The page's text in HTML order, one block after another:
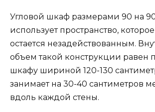
Угловой шкаф размерами 90 на
использует пространство,
остается незадействованным.
объем такой конструкции равен
шкафу шириной 120-130
занимает на 30-40 сантиметров
вдоль каждой стены.